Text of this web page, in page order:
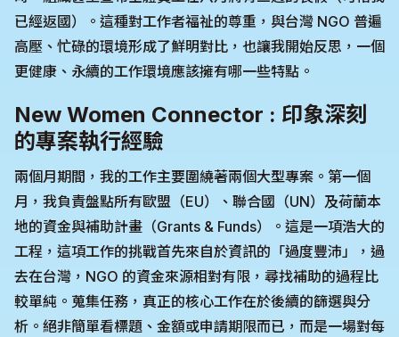
已經返國）。這種對工作者福祉的尊重，與台灣 NGO 普遍
高壓、忙碌的環境形成了鮮明對比，也讓我開始反思，一個
更健康、永續的工作環境應該擁有哪一些特點。
New Women Connector : 印象深刻
的專案執行經驗
兩個月期間，我的工作主要圍繞著兩個大型專案。第一個
月，我負責盤點所有歐盟（EU）、聯合國（UN）及荷蘭本
地的資金與補助計畫（Grants & Funds）。這是一項浩大的
工程，這項工作的挑戰首先來自於資訊的「過度豐沛」，過
去在台灣，NGO 的資金來源相對有限，尋找補助的過程比
較單純。蒐集任務，真正的核心工作在於後續的篩選與分
析。絕非簡單看標題、金額或申請期限而已，而是一場對每